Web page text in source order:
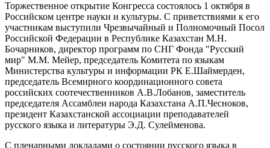
Торжественное открытие Конгресса состоялось 1 октября в
Российском центре науки и культуры. С приветствиями к его
участникам выступили Чрезвычайный и Полномочный Посол
Российской Федерации в Республике Казахстан М.Н.
Бочарников, директор программ по СНГ Фонда "Русский
мир" М.М. Мейер, председатель Комитета по языкам
Министерства культуры и информации РК Е.Шаймерден,
председатель Всемирного координационного совета
российских соотечественников А.В.Лобанов, заместитель
председателя Ассамблеи народа Казахстана А.П.Чесноков,
президент Казахстанской ассоциации преподавателей
русского языка и литературы Э.Д. Сулейменова.
С пленарными докладами о состоянии русского языка в